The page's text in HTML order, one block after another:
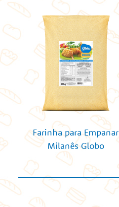
Farinha para Empanar
Milanês Globo